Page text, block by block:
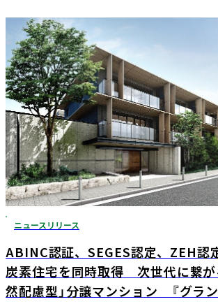
ニュースリリース
ABINC認証、SEGES認定、ZEH認
炭素住宅を同時取得 次世代に繋が
然配慮型」分譲マンション 『グラ